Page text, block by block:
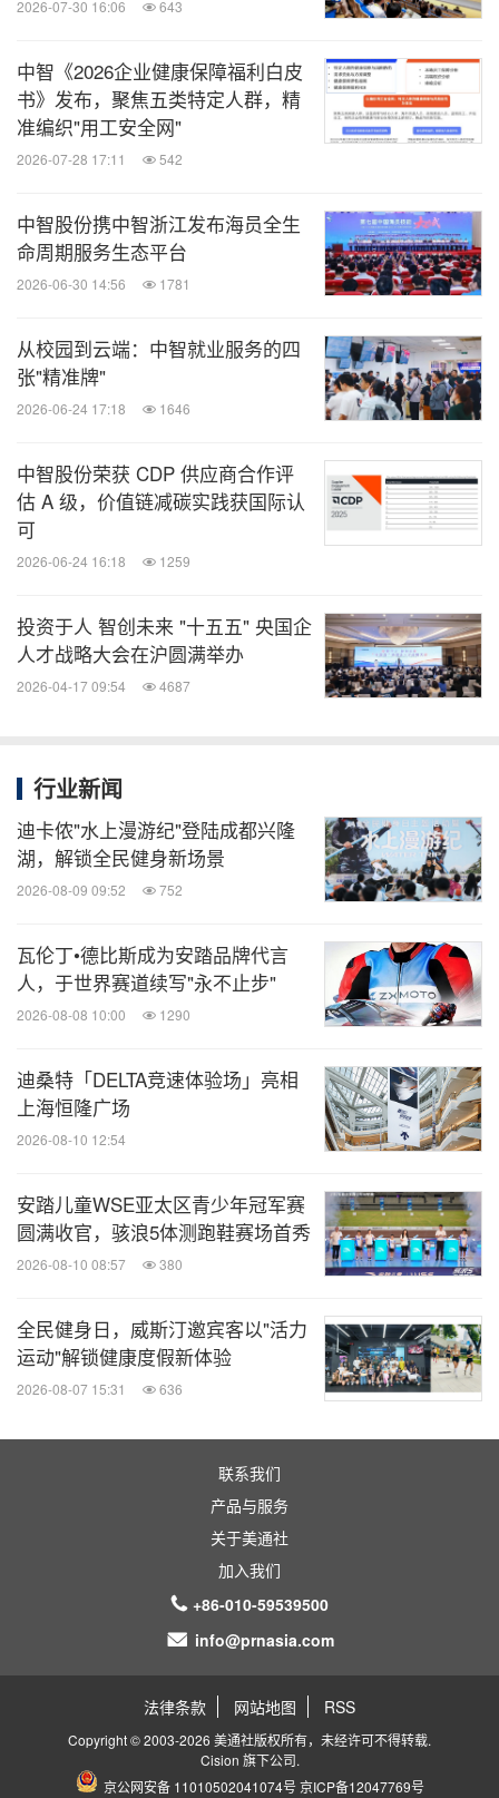
A50317陈艺容以38:32获得女子组季军。
A11201陈鑫以31:30获得男子组冠军；
A10799李伟以32:34获得男子组亚军；
赛道上的角逐精彩纷呈，赛后的欢乐氛围依旧不减。
作为徐汇区2025年压轴的赛事，现场布置了众多跨年
举牌，更是成为跑者镜头中不可或缺的新年符号。来
自知名企业的跑者们在此相聚，以奔跑的姿态合影留
念，共同定格这份洋溢活力、充满期待的迎新时刻。
这场盛会，不仅仅是一次体育竞技，更是一次个体活
力与城市精神的同频共振，是企业社会责任与人文关
怀的集中展现。未来，中智将继续秉持初心，深
化"体育赋能职场健康"的实践，让奔跑所代表的积
极、坚韧与联结，融入更广泛的组织管理与人才发展
服务中，与各方携手，共同奔赴一个更健康、更活
要的企业与机构新闻，由全球领先的企业新
闻专线美通社（PR Newswire）为您呈现。
扫描二维码，立即订阅！
关键词：体育赛事 体育运动 劳动力与人力资源
健身/
养生
分享到：
2026-07-30 16:06 643
中智《2026企业健康保障福利白皮
书》发布，聚焦五类特定人群，精
准编织"用工安全网"
2026-07-28 17:11 542
中智股份携中智浙江发布海员全生
命周期服务生态平台
2026-06-30 14:56 1781
从校园到云端：中智就业服务的四
张"精准牌"
2026-06-24 17:18 1646
中智股份荣获 CDP 供应商合作评
估 A 级，价值链减碳实践获国际认
可
2026-06-24 16:18 1259
投资于人 智创未来 "十五五" 央国企
人才战略大会在沪圆满举办
2026-04-17 09:54 4687
行业新闻
迪卡侬"水上漫游纪"登陆成都兴隆
湖，解锁全民健身新场景
2026-08-09 09:52 752
瓦伦丁•德比斯成为安踏品牌代言
人，于世界赛道续写"永不止步"
2026-08-08 10:00 1290
迪桑特「DELTA竞速体验场」亮相
上海恒隆广场
2026-08-10 12:54
安踏儿童WSE亚太区青少年冠军赛
圆满收官，骇浪5体测跑鞋赛场首秀
2026-08-10 08:57 380
全民健身日，威斯汀邀宾客以"活力
运动"解锁健康度假新体验
2026-08-07 15:31 636
联系我们
产品与服务
关于美通社
加入我们
+86-010-59539500
info@prnasia.com
法律条款 网站地图 RSS
Copyright © 2003-2026 美通社版权所有，未经许可不得转载.
Cision 旗下公司.
京公网安备 11010502041074号 京ICP备12047769号